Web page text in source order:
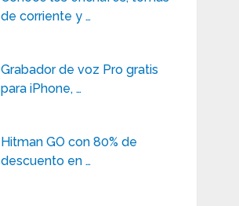
de corriente y …
Grabador de voz Pro gratis
para iPhone, …
Hitman GO con 80% de
descuento en …